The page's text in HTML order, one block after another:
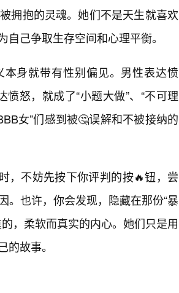
拥抱的灵魂。她们不是天生就喜欢
己争取生存空间和心理平衡。
身就带有性别偏见。男性表达愤
愤怒，就成了“小题大做”、“不可理
女”们感到被🤔误解和不被接纳的
，不妨先按下你评判的按🔥钮，尝
。也许，你会发现，隐藏在那份“暴
，柔软而真实的内心。她们只是用
故事。